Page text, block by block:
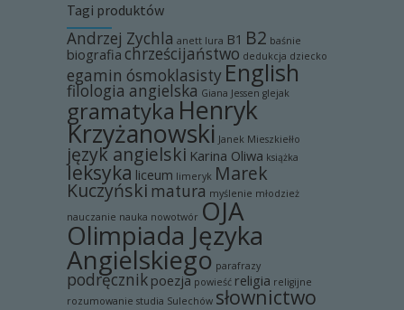
Tagi produktów
Andrzej Zychla anett lura B1 B2 baśnie
biografia chrześcijaństwo dedukcja dziecko
egamin ósmoklasisty English
filologia angielska Giana Jessen glejak
gramatyka Henryk
Krzyżanowski Janek Mieszkiełło
język angielski Karina Oliwa książka
leksyka liceum limeryk Marek
Kuczyński matura myślenie młodzież
nauczanie nauka nowotwór OJA
Olimpiada Języka
Angielskiego parafrazy
podręcznik poezja powieść religia religijne
rozumowanie studia Sulechów słownictwo